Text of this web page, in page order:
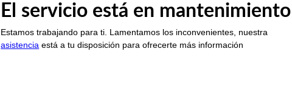
El servicio está en mantenimiento
Estamos trabajando para ti. Lamentamos los inconvenientes, nuestra
asistencia está a tu disposición para ofrecerte más información